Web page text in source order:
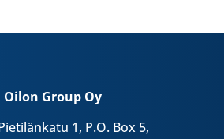
Oilon Group Oy
1, P.O. Box 5,